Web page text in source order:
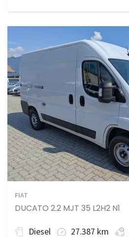
FIAT
DUCATO 2.2 MJT 35 L2H2 N1
Diesel 27.387 km